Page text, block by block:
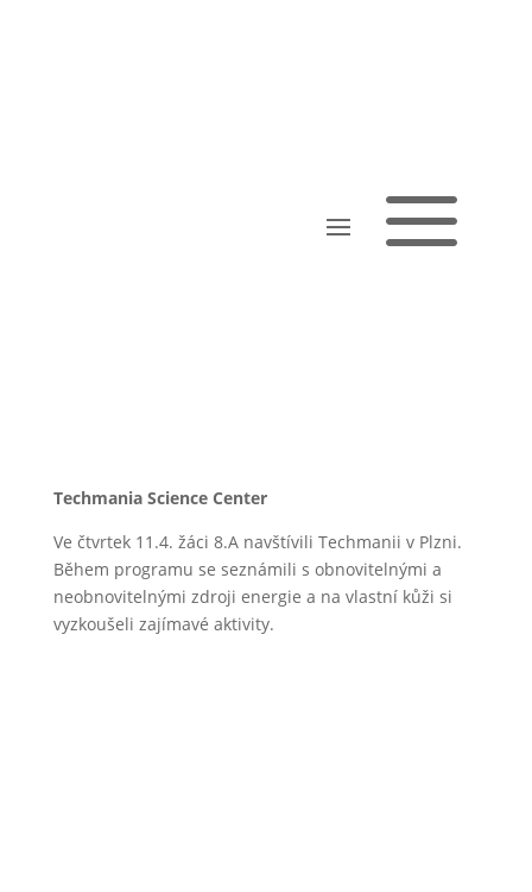
a
Techmania Science Center
Ve čtvrtek 11.4. žáci 8.A navštívili Techmanii v Plzni.
Během programu se seznámili s obnovitelnými a
neobnovitelnými zdroji energie a na vlastní kůži si
vyzkoušeli zajímavé aktivity.